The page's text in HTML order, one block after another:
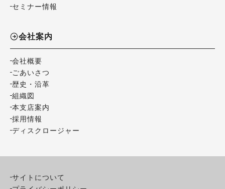
セミナー情報
会社案内
会社概要
ごあいさつ
歴史・沿革
組織図
本支店案内
採用情報
ディスクロージャー
サイトについて